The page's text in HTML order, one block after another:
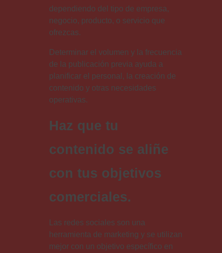
dependiendo del tipo de empresa,
negocio, producto, o servicio que
ofrezcas.
Determinar el volumen y la frecuencia
de la publicación previa ayuda a
planificar el personal, la creación de
contenido y otras necesidades
operativas.
Haz que tu
contenido se aliñe
con tus objetivos
comerciales.
Las redes sociales son una
herramienta de marketing y se utilizan
mejor con un objetivo específico en